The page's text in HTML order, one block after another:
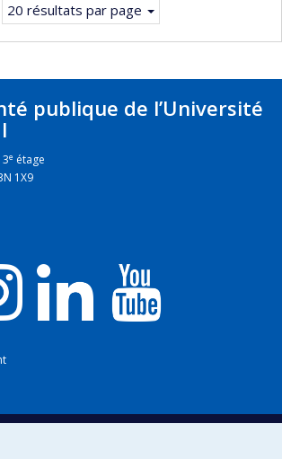
20 résultats par page
publique de l’Université
e étage
1X9